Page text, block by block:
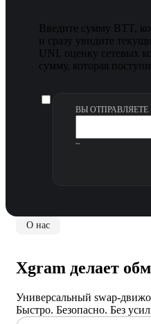
Введите сумму BTT,
и сразу увидите
UNI, оценку сетевых
сумму, которая
ВЫ ОТПРАВЛЯЕТЕ
~
О нас
Xgram делает
Универсальный swap-
Быстро. Безопасно. Без